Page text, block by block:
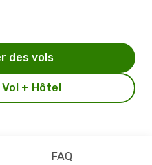
+ Hôtel
des vols
FAQ